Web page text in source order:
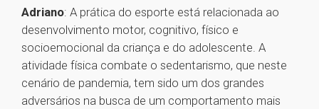
Adriano: A prática do esporte está relacionada ao
desenvolvimento motor, cognitivo, físico e
socioemocional da criança e do adolescente. A
atividade física combate o sedentarismo, que neste
cenário de pandemia, tem sido um dos grandes
adversários na busca de um comportamento mais